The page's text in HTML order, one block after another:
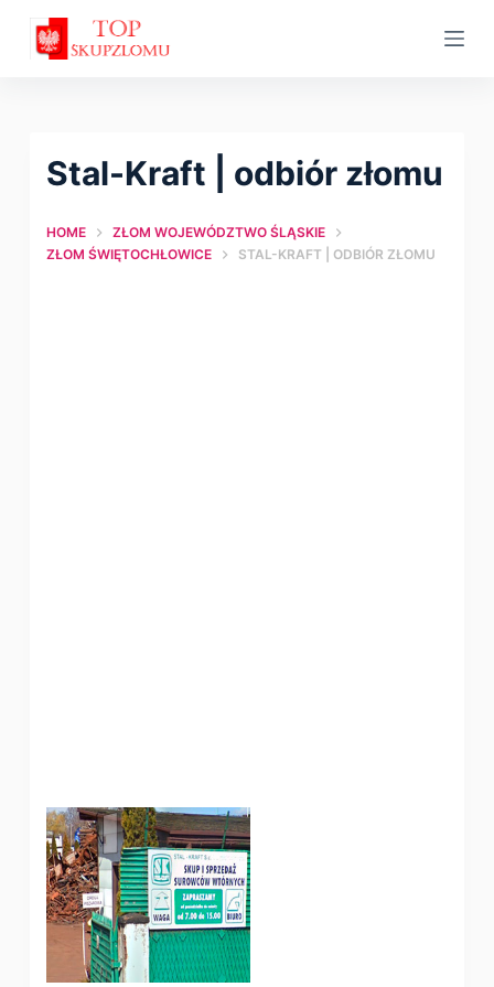
Stal-Kraft | odbiór złomu
HOME
ZŁOM WOJEWÓDZTWO ŚLĄSKIE
ZŁOM ŚWIĘTOCHŁOWICE
STAL-KRAFT | ODBIÓR ZŁOMU